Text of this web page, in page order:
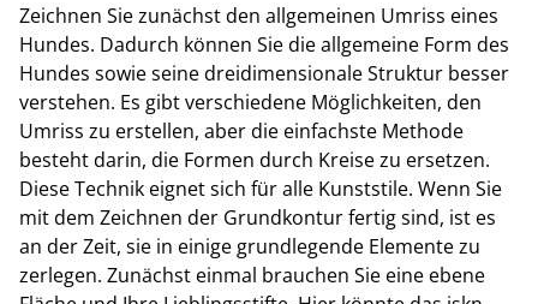
Zeichnen Sie zunächst den allgemeinen Umriss eines
Hundes. Dadurch können Sie die allgemeine Form des
Hundes sowie seine dreidimensionale Struktur besser
verstehen. Es gibt verschiedene Möglichkeiten, den
Umriss zu erstellen, aber die einfachste Methode
besteht darin, die Formen durch Kreise zu ersetzen.
Diese Technik eignet sich für alle Kunststile. Wenn Sie
mit dem Zeichnen der Grundkontur fertig sind, ist es
an der Zeit, sie in einige grundlegende Elemente zu
zerlegen. Zunächst einmal brauchen Sie eine ebene